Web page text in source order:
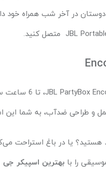
در آخر شب همراه خود
JBL متصل کنید.
JBL PartyBox، تا 6 ساعت سرگرمی بی‌وقفه را برای شما به ارمغان می‌آورد. این
و طراحی ضدآب، به شما این
یا در باغ استراحت
را بابهترین اسپیکر جی